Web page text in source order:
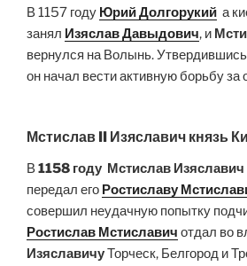
В 1157 году Юрий Долгорукий а
занял Изяслав Давыдович, и
вернулся на Волынь.
он начал вести активную борьбу
Мстислав II Изяславич князь
В1158 году Мстислав Изяславич
передал его Ростиславу
совершил неудачную попытку
Ростислав Мстиславич отдал во
ИзяславичуТорческ, Белгород и